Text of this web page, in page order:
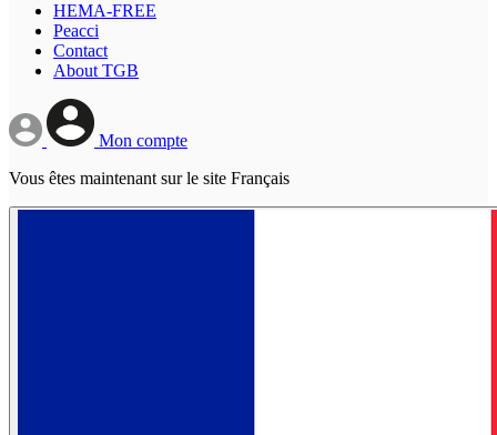
HEMA-FREE
Peacci
Contact
About TGB
Mon compte
Vous êtes maintenant sur le site Français